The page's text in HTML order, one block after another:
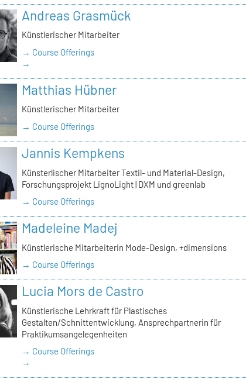
Andreas Grasmück
Künstlerischer Mitarbeiter
→ Course Offerings
→
Matthias Hübner
Künstlerischer Mitarbeiter
→ Course Offerings
Jannis Kempkens
Künsterlischer Mitarbeiter Textil- und Material-Design,
Forschungsprojekt LignoLight | DXM und greenlab
→ Course Offerings
Madeleine Madej
Künstlerische Mitarbeiterin Mode-Design, +dimensions
→ Course Offerings
Lucia Mors de Castro
Künstlerische Lehrkraft für Plastisches
Gestalten/Schnittentwicklung, Ansprechpartnerin für
Praktikumsangelegenheiten
→ Course Offerings
→